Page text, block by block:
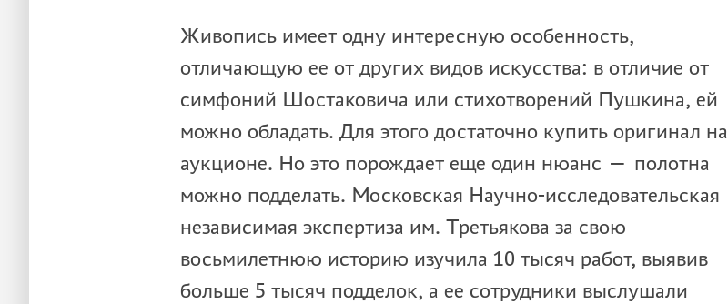
Живопись имеет одну интересную особенность,
отличающую ее от других видов искусства: в отличие от
симфоний Шостаковича или стихотворений Пушкина, ей
можно обладать. Для этого достаточно купить оригинал на
аукционе. Но это порождает еще один нюанс — полотна
можно подделать. Московская Научно-исследовательская
независимая экспертиза им. Третьякова за свою
восьмилетнюю историю изучила 10 тысяч работ, выявив
больше 5 тысяч подделок, а ее сотрудники выслушали